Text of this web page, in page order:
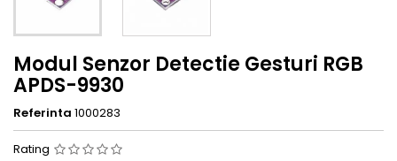
Modul Senzor Detectie Gesturi RGB
APDS-9930
Referinta 1000283
Rating